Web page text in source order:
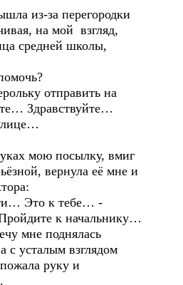
из-за перегородки
на мой взгляд,
средней школы,
отправить на
Здравствуйте…
мою посылку, вмиг
вернула её мне и
Это к тебе… -
к начальнику…
мне поднялась
с усталым взглядом
руку и